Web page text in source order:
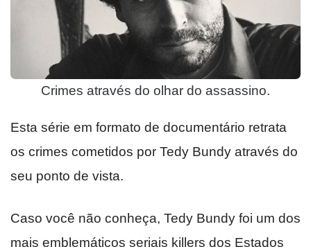
Crimes através do olhar do assassino.
Esta série em formato de documentário retrata
os crimes cometidos por Tedy Bundy através do
seu ponto de vista.
Caso você não conheça, Tedy Bundy foi um dos
mais emblemáticos seriais killers dos Estados